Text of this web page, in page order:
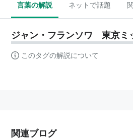
言葉の解説 ネットで話題
ジャン・フランソワ 東京ミ
このタグの解説について
関連ブログ